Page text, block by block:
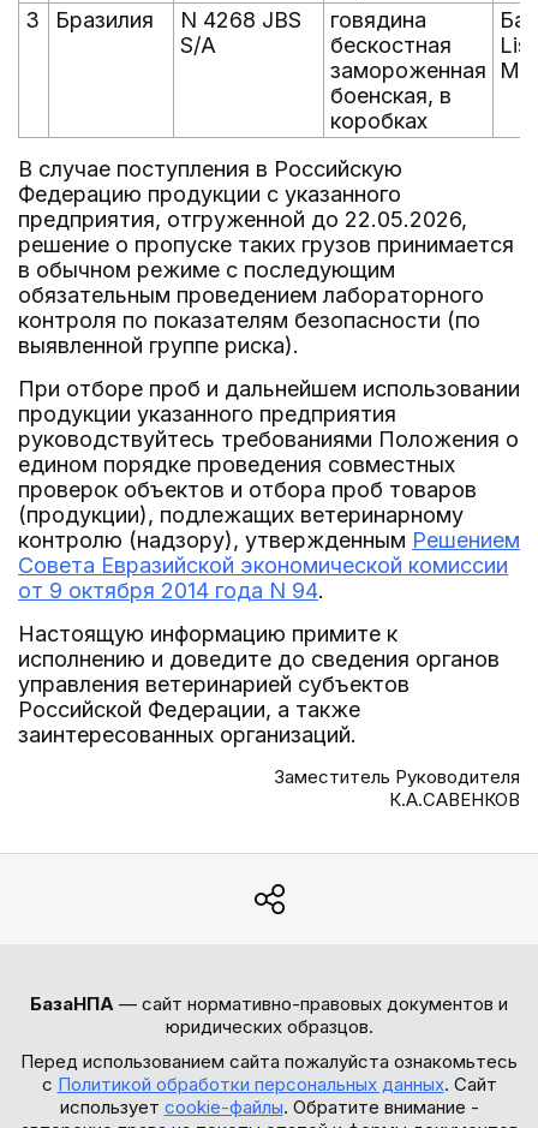
3 Бразилия
N 4268 JBS
S/A
говядина
бескостная
замороженная
боенская, в
коробках
В случае поступления в Российскую
Федерацию продукции с указанного
предприятия, отгруженной до 22.05.2026,
решение о пропуске таких грузов принимается
в обычном режиме с последующим
обязательным проведением лабораторного
контроля по показателям безопасности (по
выявленной группе риска).
При отборе проб и дальнейшем использовании
продукции указанного предприятия
руководствуйтесь требованиями Положения о
едином порядке проведения совместных
проверок объектов и отбора проб товаров
(продукции), подлежащих ветеринарному
контролю (надзору), утвержденным Решением
Совета Евразийской экономической комиссии
от 9 октября 2014 года N 94.
Настоящую информацию примите к
исполнению и доведите до сведения органов
управления ветеринарией субъектов
Российской Федерации, а также
заинтересованных организаций.
Заместитель Руководителя
К.А.САВЕНКОВ
БазаНПА — сайт нормативно-правовых документов и
юридических образцов.
Перед использованием сайта пожалуйста ознакомьтесь
с Политикой обработки персональных данных. Сайт
использует cookie-файлы. Обратите внимание -